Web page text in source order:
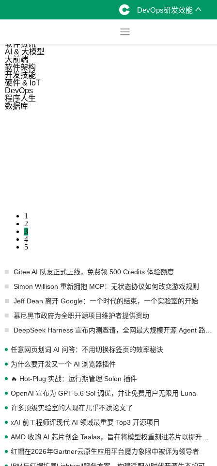
DevOps研发效能
软件资讯
AI & 大模型
大前端
软件架构
开发技能
硬件 & IoT
DevOps
程序人生
数据库
1
2
3
4
5
Gitee AI 队友正式上线，免费领 500 Credits 体验额度
Simon Willison 重新拥抱 MCP：无状态协议如何改变游戏规则
Jeff Dean 离开 Google：一个时代的结束，一个实验室的开始
慕尼黑市政府为全职开源项目维护者提供资助
任意网页划词 AI 问答：不用切换标签页的效率秘诀
为什么要开发又一个 AI 浏览器插件
🔥 Hot-Plug 实战：运行期管理 Solon 插件
OpenAI 宣布为 GPT-5.6 Sol 调优，并让免费用户无限用 Luna
许多顶级实验室的人现在几乎不读论文了
xAI 前工程师评现代 AI 领域最重要 Top3 开源项目
红帽在2026年Gartner云原生应用平台魔力象限中被评为领导者